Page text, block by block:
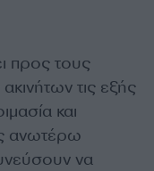
προς τους
τις εξής
και
ανωτέρω
να